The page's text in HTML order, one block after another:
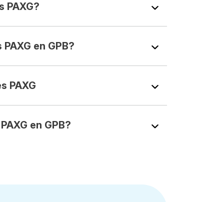
PAXG?
en GPB?
PAXG
en GPB?